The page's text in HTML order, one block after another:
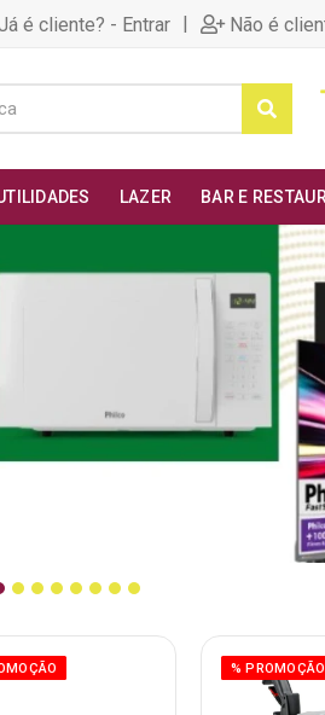
é cliente? - Entrar | Não é
LAZER BAR E
% PROMOÇÃO